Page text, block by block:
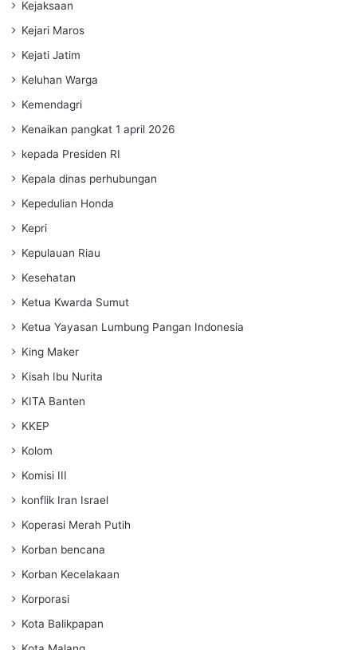
Kejaksaan
Kejari Maros
Kejati Jatim
Keluhan Warga
Kemendagri
Kenaikan pangkat 1 april 2026
kepada Presiden RI
Kepala dinas perhubungan
Kepedulian Honda
Kepri
Kepulauan Riau
Kesehatan
Ketua Kwarda Sumut
Ketua Yayasan Lumbung Pangan Indonesia
King Maker
Kisah Ibu Nurita
KITA Banten
KKEP
Kolom
Komisi III
konflik Iran Israel
Koperasi Merah Putih
Korban bencana
Korban Kecelakaan
Korporasi
Kota Balikpapan